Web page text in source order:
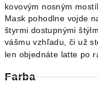
kovovým nosným
Mask pohodlne vojde
štyrmi dostupnými
vášmu vzhľadu, či už
len objednáte latte po
Farba